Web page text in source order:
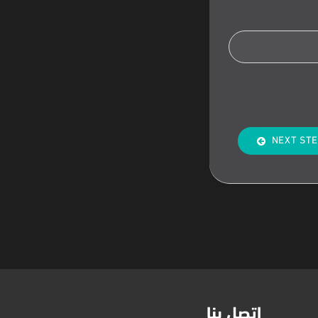
NEXT
اتصل بنا